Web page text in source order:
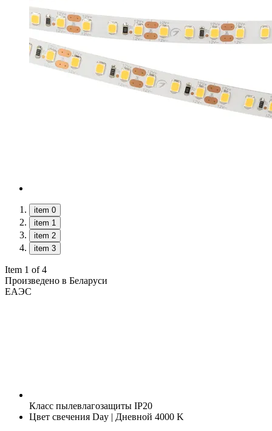
item 0
item 1
item 2
item 3
Item 1 of 4
Произведено в Беларуси
ЕАЭС
Класс пылевлагозащиты IP20
Цвет свечения Day | Дневной 4000 K